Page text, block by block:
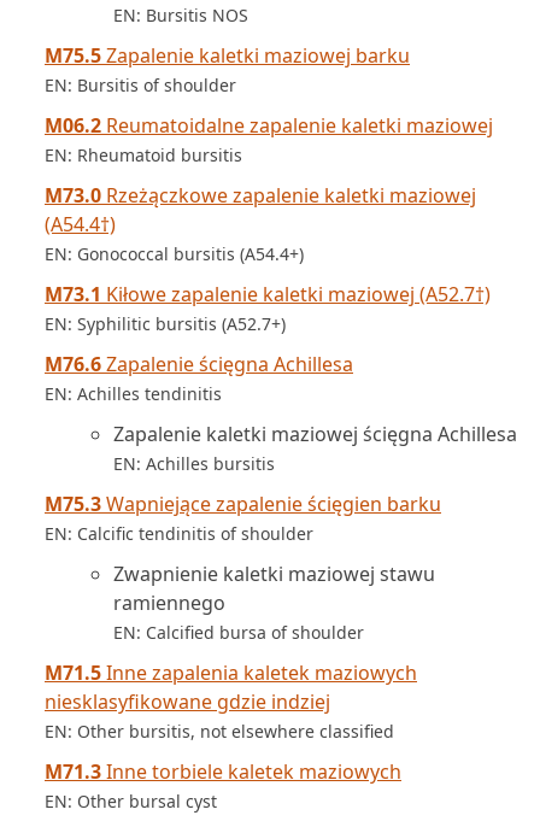
EN: Bursitis NOS
M75.5Zapalenie kaletki maziowej barku
EN: Bursitis of shoulder
M06.2 Reumatoidalne zapalenie kaletki maziowej
EN: Rheumatoid bursitis
M73.0 Rzeżączkowe zapalenie kaletki maziowej
(A54.4†)
EN: Gonococcal bursitis (A54.4+)
M73.1 Kiłowe zapalenie kaletki maziowej (A52.7†)
EN: Syphilitic bursitis (A52.7+)
M76.6Zapalenie ścięgna Achillesa
EN: Achilles tendinitis
Zapalenie kaletki maziowej ścięgna Achillesa
EN: Achilles bursitis
M75.3Wapniejące zapalenie ścięgien barku
EN: Calcific tendinitis of shoulder
Zwapnienie kaletki maziowej stawu
ramiennego
EN: Calcified bursa of shoulder
M71.5Inne zapalenia kaletek maziowych
niesklasyfikowane gdzie indziej
EN: Other bursitis, not elsewhere classified
M71.3Inne torbiele kaletek maziowych
EN: Other bursal cyst